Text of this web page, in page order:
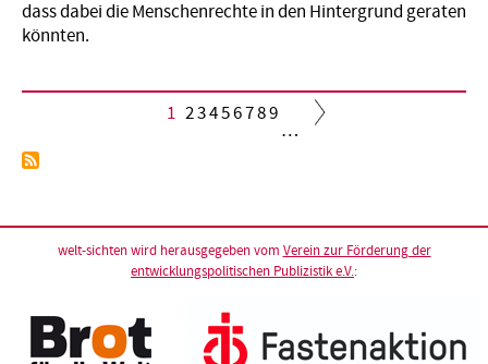
dass dabei die Menschenrechte in den Hintergrund geraten
könnten.
Seitennummerierung
Aktuelle
1 Seite
2Seite
3Seite
4Seite
5Seite
6Seite
7Seite
8Seite
9
…
welt-sichten wird herausgegeben vom Verein zur Förderung der
entwicklungspolitischen Publizistik e.V.: